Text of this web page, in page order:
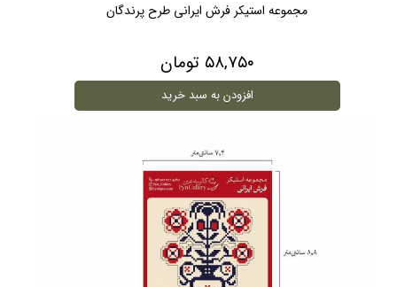
مجموعه استیکر فرش ایرانی طرح پرندگان
۵۸,۷۵۰ تومان
افزودن به سبد خرید